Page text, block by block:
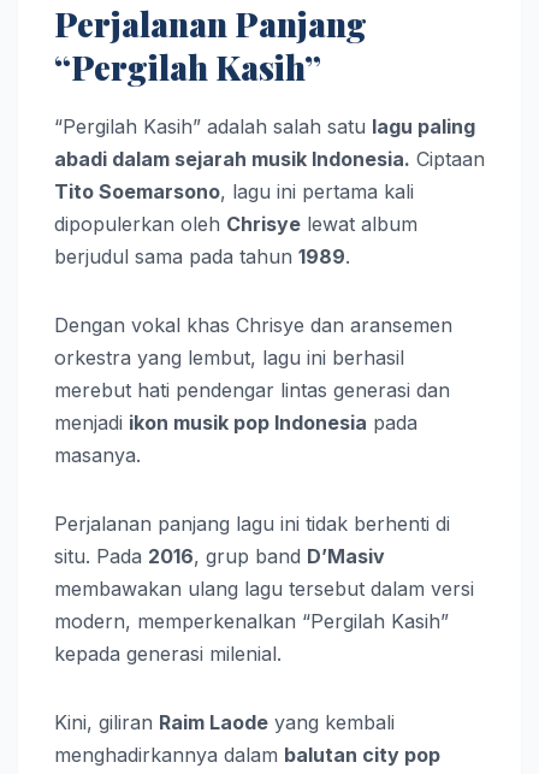
Perjalanan Panjang
“Pergilah Kasih”
“Pergilah Kasih” adalah salah satu lagu paling
abadi dalam sejarah musik Indonesia. Ciptaan
Tito Soemarsono, lagu ini pertama kali
dipopulerkan oleh Chrisye lewat album
berjudul sama pada tahun 1989.
Dengan vokal khas Chrisye dan aransemen
orkestra yang lembut, lagu ini berhasil
merebut hati pendengar lintas generasi dan
menjadi ikon musik pop Indonesia pada
masanya.
Perjalanan panjang lagu ini tidak berhenti di
situ. Pada 2016, grup band D’Masiv
membawakan ulang lagu tersebut dalam versi
modern, memperkenalkan “Pergilah Kasih”
kepada generasi milenial.
Kini, giliran Raim Laode yang kembali
menghadirkannya dalam balutan city pop